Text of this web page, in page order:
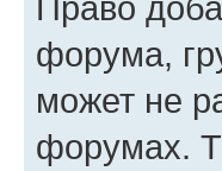
форума,
может не
форумах.